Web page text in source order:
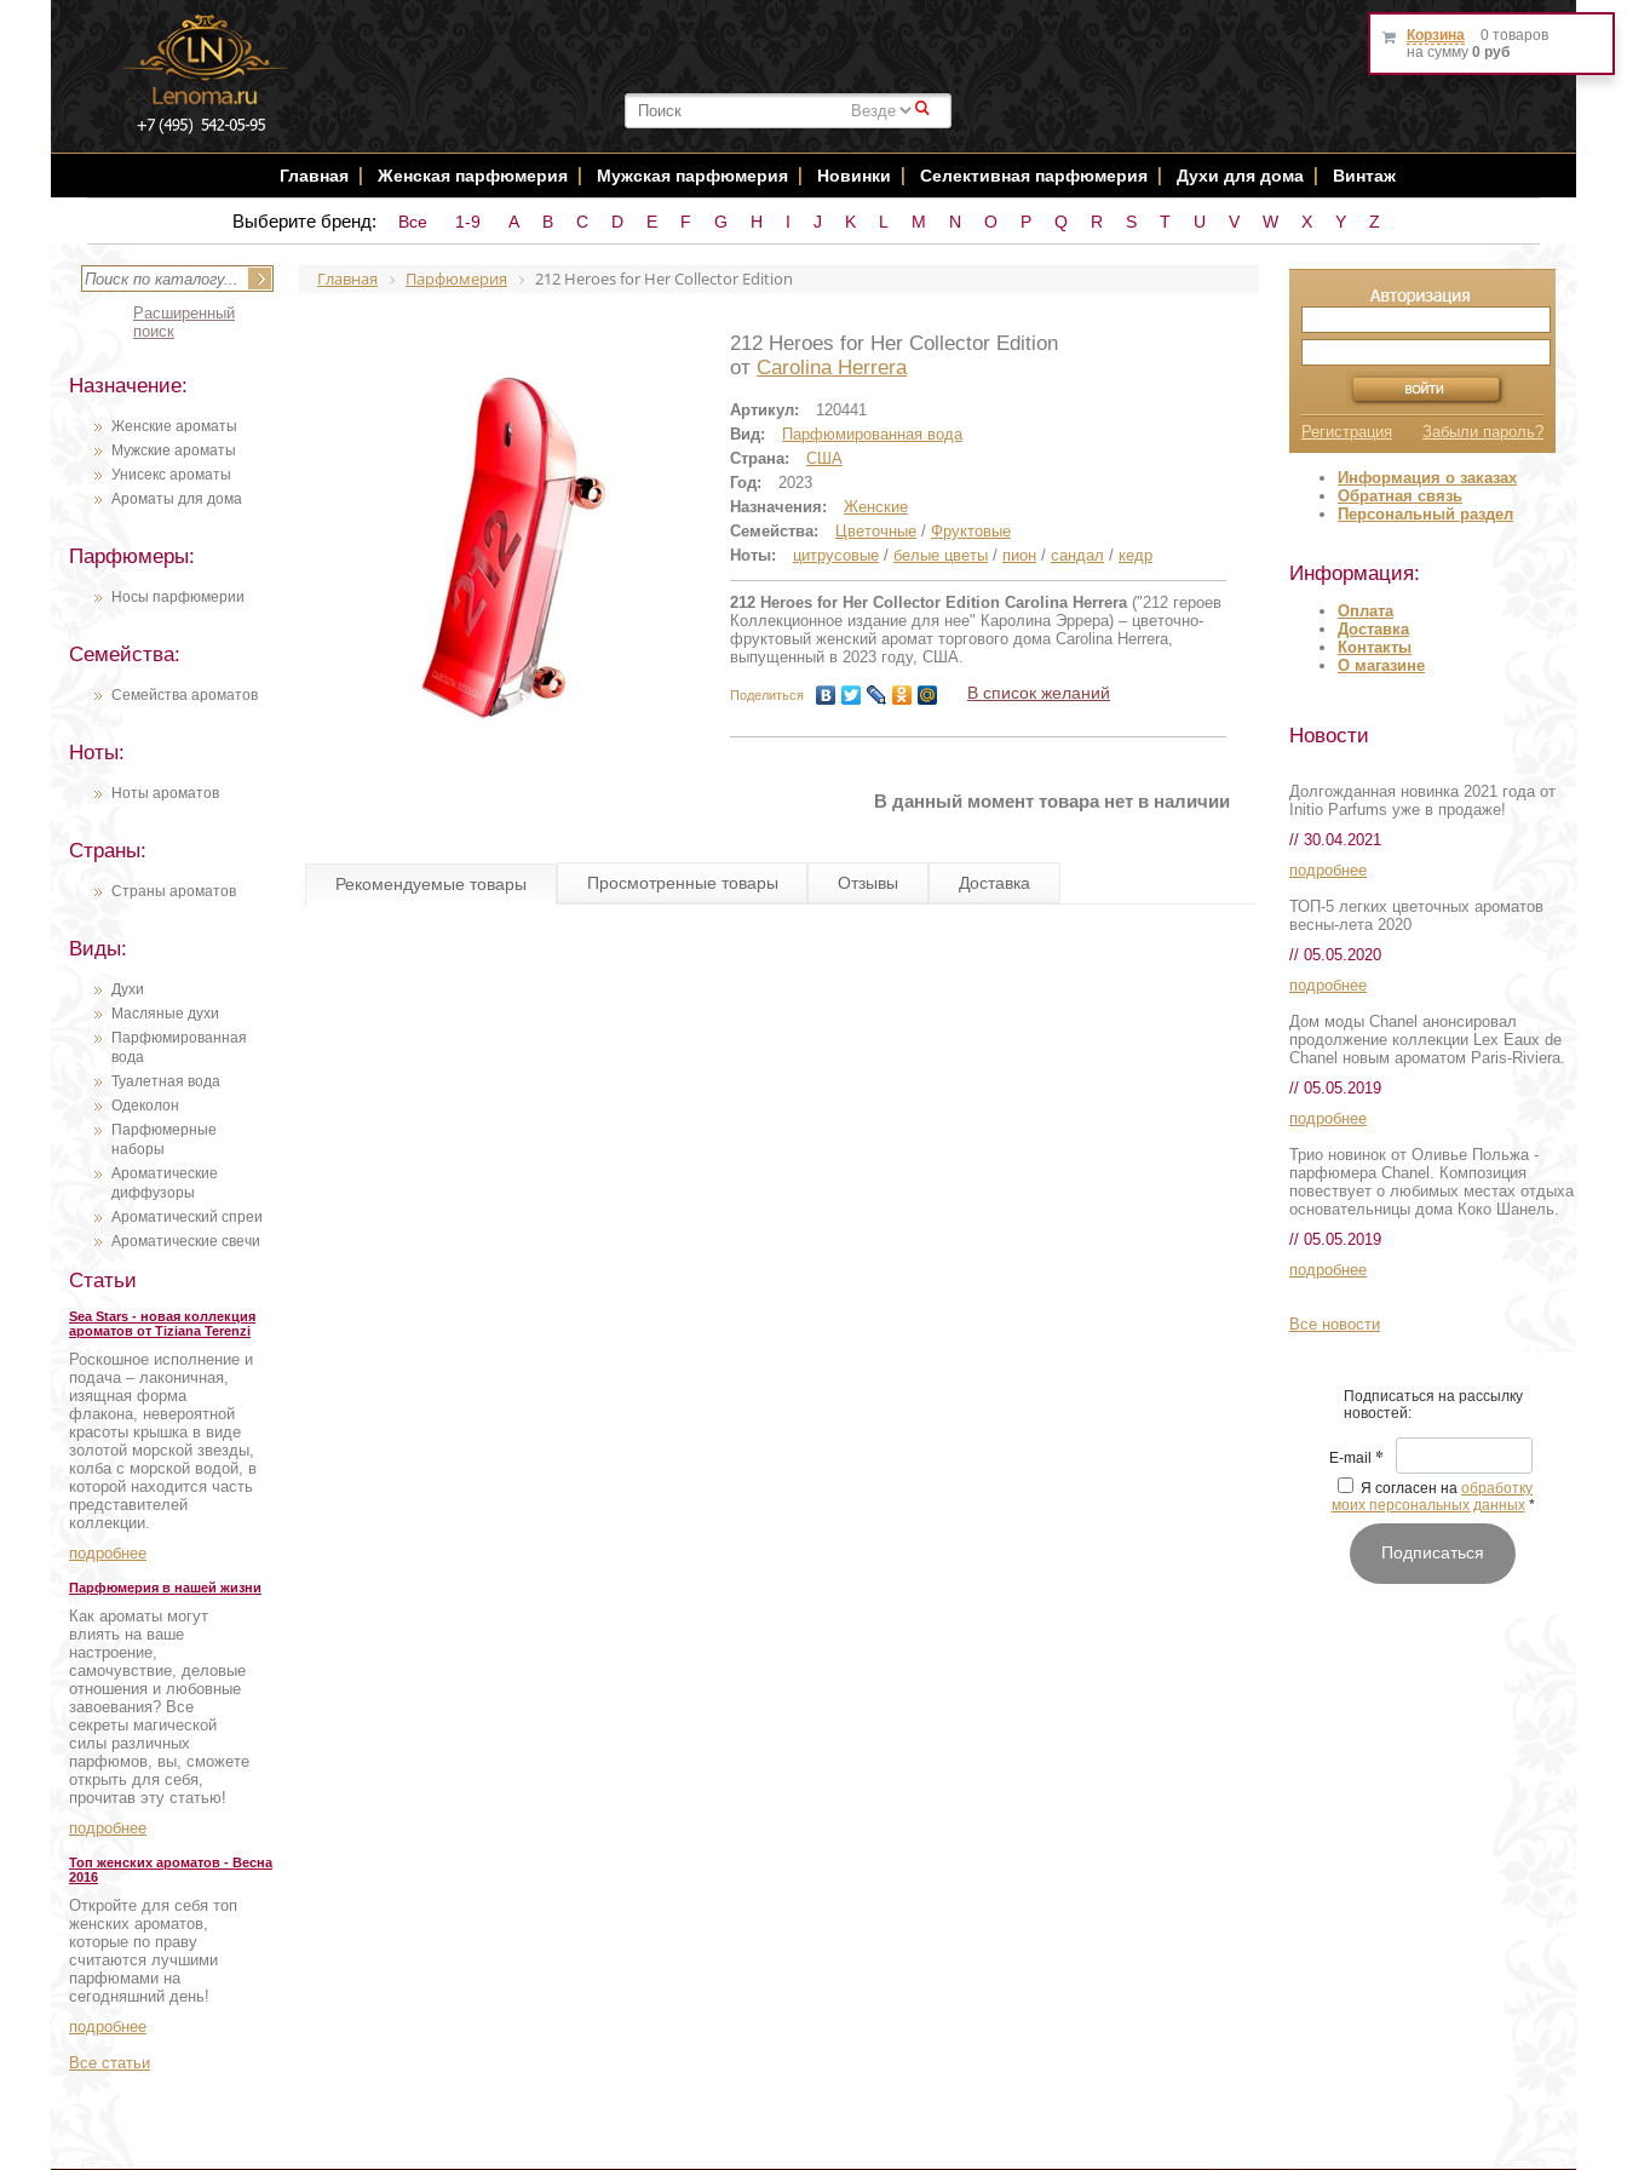
#
Главная Женская парфюмерия Мужская парфюмерия Новинки Селективная парфюмерия Духи для дома Винтаж
Выберите бренд: Все 1-9 A B C D E F G H I J K L M N O P Q R S T U V W X Y Z
Расширенный
поиск
Назначение:
Женские ароматы
Мужские ароматы
Унисекс ароматы
Ароматы для дома
Парфюмеры:
Носы парфюмерии
Семейства:
Семейства ароматов
Ноты:
Ноты ароматов
Страны:
Страны ароматов
Виды:
Духи
Масляные духи
Парфюмированная
вода
Туалетная вода
Одеколон
Парфюмерные
наборы
Ароматические
диффузоры
Ароматический спреи
Ароматические свечи
Статьи
Sea Stars - новая коллекция
ароматов от Tiziana Terenzi
Роскошное исполнение и
подача – лаконичная,
изящная форма
флакона, невероятной
красоты крышка в виде
золотой морской звезды,
колба с морской водой, в
которой находится часть
представителей
коллекции.
подробнее
Парфюмерия в нашей жизни
Как ароматы могут
влиять на ваше
настроение,
самочувствие, деловые
отношения и любовные
завоевания? Все
секреты магической
силы различных
парфюмов, вы, сможете
открыть для себя,
прочитав эту статью!
подробнее
Топ женских ароматов - Весна
2016
Откройте для себя топ
женских ароматов,
которые по праву
считаются лучшими
парфюмами на
сегодняшний день!
подробнее
Все статьи
Главная Парфюмерия 212 Heroes for Her Collector Edition
212 Heroes for Her Collector Edition
от Carolina Herrera
Артикул:
120441
Вид:
Парфюмированная вода
Страна:
США
Год:
2023
Назначения:
Женские
Семейства:
Цветочные / Фруктовые
Ноты:
цитрусовые / белые цветы / пион / сандал / кедр
212 Heroes for Her Collector Edition Carolina Herrera("212 героев
Коллекционное издание для нее" Каролина Эррера) – цветочно-
фруктовый женский аромат торгового дома Carolina Herrera,
выпущенный в 2023 году, США.
Поделиться В список желаний
В данный момент товара нет в наличии
Рекомендуемые товары Просмотренные товары Отзывы Доставка
Корзина
0 товаров
на сумму 0 руб
Регистрация Забыли пароль?
Информация о заказах
Обратная связь
Персональный раздел
Информация:
Оплата
Доставка
Контакты
О магазине
Новости
Долгожданная новинка 2021 года от
Initio Parfums уже в продаже!
// 30.04.2021
подробнее
ТОП-5 легких цветочных ароматов
весны-лета 2020
// 05.05.2020
подробнее
Дом моды Chanel анонсировал
продолжение коллекции Lex Eaux de
Chanel новым ароматом Paris-Riviera.
// 05.05.2019
подробнее
Трио новинок от Оливье Польжа -
парфюмера Chanel. Композиция
повествует о любимых местах отдыха
основательницы дома Коко Шанель.
// 05.05.2019
подробнее
Все новости
Подписаться на рассылку
новостей:
E-mail *
Я согласен на обработку
моих персональных данных *
Подписаться